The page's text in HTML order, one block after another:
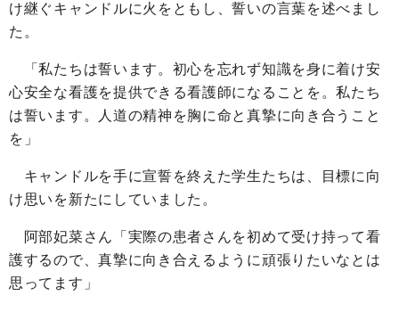
け継ぐキャンドルに火をともし、誓いの言葉を述べまし
た。
「私たちは誓います。初心を忘れず知識を身に着け安
心安全な看護を提供できる看護師になることを。私たち
は誓います。人道の精神を胸に命と真摯に向き合うこと
を」
キャンドルを手に宣誓を終えた学生たちは、目標に向
け思いを新たにしていました。
阿部妃菜さん「実際の患者さんを初めて受け持って看
護するので、真摯に向き合えるように頑張りたいなとは
思ってます」